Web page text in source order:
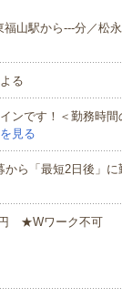
山駅から---分／松
る
ンです！＜勤務時
見る
ら「最短2日後」に
円 ★Wワーク不可